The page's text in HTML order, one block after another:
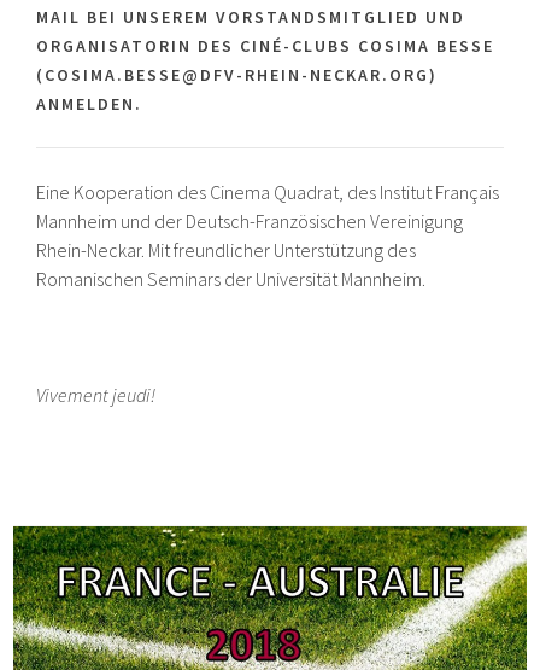
AIL BEI UNSEREM VORSTANDSMITGLIED UND O
RGANISATORIN DES CINÉ-CLUBS COSIMA BESSE (
COSIMA.BESSE@DFV-RHEIN-NECKAR.ORG) A
NMELDEN.
Eine Kooperation des Cinema Quadrat, des Institut Français
Mannheim und der Deutsch-Französischen Vereinigung
Rhein-Neckar. Mit freundlicher Unterstützung des
Romanischen Seminars der Universität Mannheim.
Vivement jeudi!